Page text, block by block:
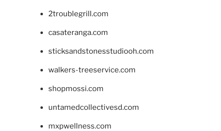
2troublegrill.com
casateranga.com
sticksandstonesstudiooh.com
walkers-treeservice.com
shopmossi.com
untamedcollectivesd.com
mxpwellness.com